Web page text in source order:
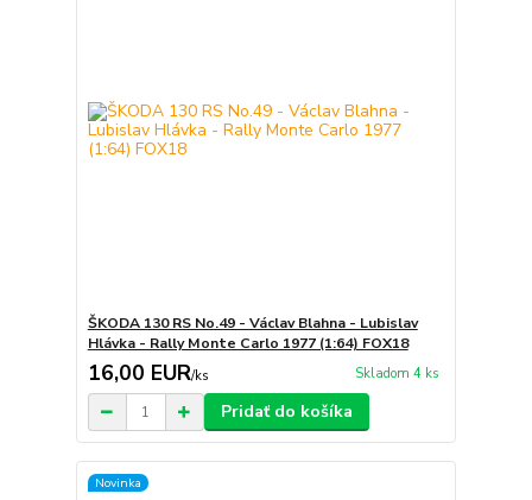
ŠKODA 130 RS No.49 - Václav Blahna - Lubislav
Hlávka - Rally Monte Carlo 1977 (1:64) FOX18
16,00 EUR/ks Skladom 4 ks
Pridať do košíka
Novinka